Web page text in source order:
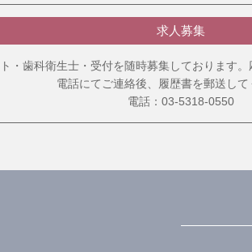
求人募集
・歯科衛生士・受付を随時募集しております
電話にてご連絡後、履歴書を郵送して
電話：03-5318-0550